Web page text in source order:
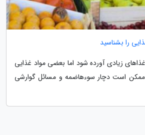
را بشناسید
زیادی آورده شود اما بعضی مواد غذایی
ممکن است دچار سوءهاضمه و مسائل گوارشی